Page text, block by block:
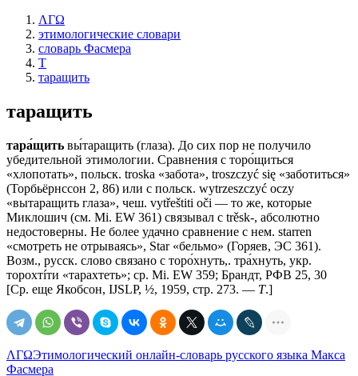
ΛΓΩ
этимологические словари
словарь Фасмера
Т
таращить
таращить
тара́щить вы́таращить (глаза). До сих пор не получило
убедительной этимологии. Сравнения с торо́щиться
«хлопотать», польск. troska «забота», troszczyć się «заботиться»
(Торбьёрнссон 2, 86) или с польск. wytrzeszczyć осzу
«вытаращить глаза», чеш. vytřeštiti оči — то же, которые
Миклошич (см. Мi. ЕW 361) связывал с trěsk-, абсолютно
недостоверны. Не более удачно сравнение с нем. starren
«смотреть не отрываясь», Star «бельмо» (Горяев, ЭС 361).
Возм., русск. слово связано с торо́хнуть,. тра́хнуть, укр.
торохтíти «тарахтеть»; ср. Мi. ЕW 359; Брандт, РФВ 25, 30
[Ср. еще Якобсон, IJSLP, ½, 1959, стр. 273. — Т.]
ΛΓΩЭтимологический онлайн-словарь русского языка Макса
Фасмера